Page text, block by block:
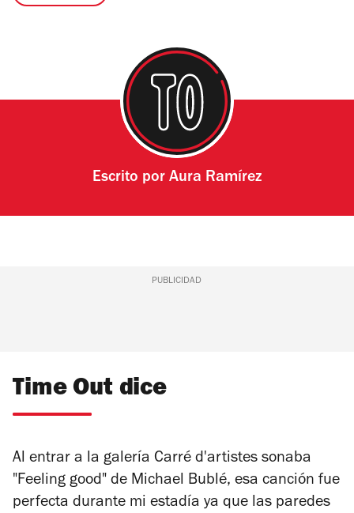
Escrito por Aura Ramírez
PUBLICIDAD
Time Out dice
Al entrar a la galería Carré d'artistes sonaba
"Feeling good" de Michael Bublé, esa canción fue
perfecta durante mi estadía ya que las paredes